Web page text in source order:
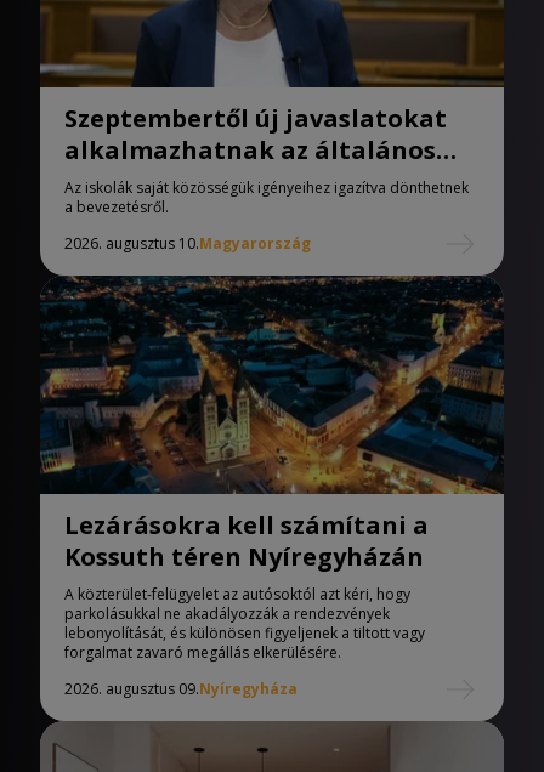
Szeptembertől új javaslatokat
alkalmazhatnak az általános
iskolák
Az iskolák saját közösségük igényeihez igazítva dönthetnek
a bevezetésről.
2026. augusztus 10.Magyarország
Lezárásokra kell számítani a
Kossuth téren Nyíregyházán
A közterület-felügyelet az autósoktól azt kéri, hogy
parkolásukkal ne akadályozzák a rendezvények
lebonyolítását, és különösen figyeljenek a tiltott vagy
forgalmat zavaró megállás elkerülésére.
2026. augusztus 09.Nyíregyháza